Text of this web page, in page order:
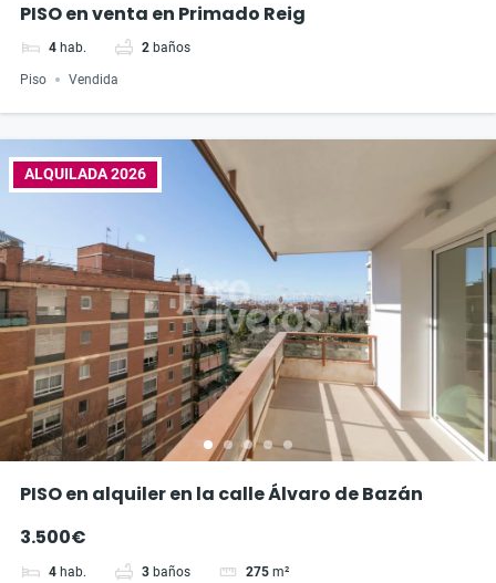
PISO en venta en Primado Reig
4 hab. 2 baños
Piso Vendida
ALQUILADA 2026
PISO en alquiler en la calle Álvaro de Bazán
3.500€
4 hab. 3 baños 275 m²